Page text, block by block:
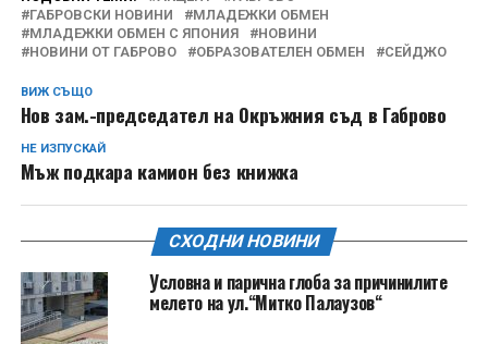
ГАБРОВСКИ НОВИНИ
МЛАДЕЖКИ ОБМЕН
МЛАДЕЖКИ ОБМЕН С ЯПОНИЯ
НОВИНИ
НОВИНИ ОТ ГАБРОВО
ОБРАЗОВАТЕЛЕН ОБМЕН СЕЙДЖО
ВИЖ СЪЩО
Нов зам.-председател на Окръжния съд в Габрово
НЕ ИЗПУСКАЙ
Мъж подкара камион без книжка
СХОДНИ НОВИНИ
Условна и парична глоба за причинилите
мелето на ул.“Митко Палаузов“